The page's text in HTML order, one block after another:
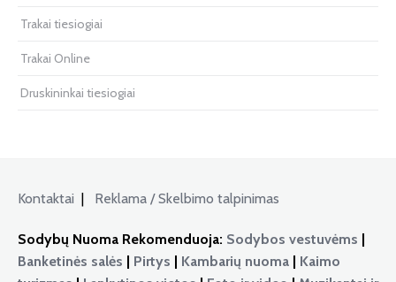
Trakai tiesiogiai
Trakai Online
Druskininkai tiesiogiai
Kontaktai Reklama / Skelbimo talpinimas
Sodybų Nuoma Rekomenduoja: Sodybos vestuvėms |
Banketinės salės | Pirtys | Kambarių nuoma | Kaimo